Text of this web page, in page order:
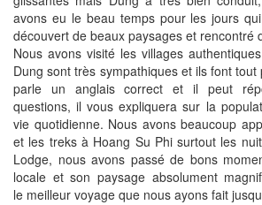
avons eu le beau temps pour les jours
découvert de beaux paysages et rencontré
Nous avons visité les villages
Dung sont très sympathiques et ils font
parle un anglais correct et il peut
questions, il vous expliquera sur la
vie quotidienne. Nous avons beaucoup
et les treks à Hoang Su Phi surtout les
Lodge, nous avons passé de bons
locale et son paysage absolument
le meilleur voyage que nous ayons fait